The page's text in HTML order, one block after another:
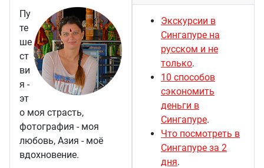
Пу
те
ше
ст
ви
я -
эт
о моя страсть,
фотография - моя
любовь, Азия - моё
вдохновение.
Экскурсии в
Сингапуре на
русском и не
только.
10 способов
сэкономить
деньги в
Сингапуре.
Что посмотреть в
Сингапуре за 2
дня.